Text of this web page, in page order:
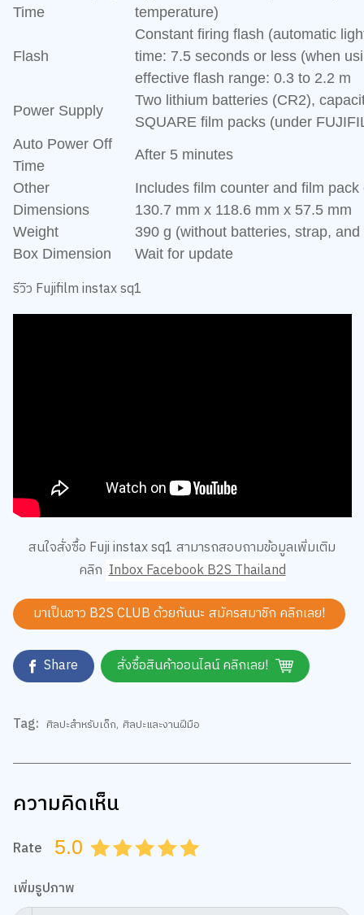
Time
temperature)
Flash
Constant firing flash (automatic
time: 7.5 seconds or less (when
effective flash range: 0.3 to 2.2 m
Power Supply
Two lithium batteries (CR2),
SQUARE film packs (under
Auto Power Off
Time
After 5 minutes
Other
Includes film counter and film
Dimensions
130.7 mm x 118.6 mm x 57.5 mm
Weight
390 g (without batteries, strap, and
Box Dimension
Wait for update
รีวิว Fujifilm instax sq1
สนใจสั่งซื้อ Fuji instax sq1 สามารถสอบถามข้อมูลเพิ่มเติม
คลิก Inbox Facebook B2S Thailand
มาเป็นชาว B2S CLUB ด้วยกันนะ สมัครสมาชิก คลิกเลย!
Share สั่งซื้อสินค้าออนไลน์ คลิกเลย!
Tag: ศิลปะสำหรับเด็ก, ศิลปะและงานฝีมือ
ความคิดเห็น
Rate 5.0 4.5
4.0
3.5
3.0
2.5
2.0
1.5
1.0
0.5
เพิ่มรูปภาพ